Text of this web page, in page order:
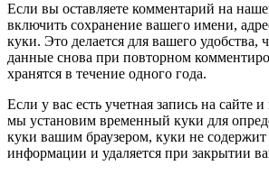
Если вы оставляете комментарий на
включить сохранение вашего имени,
куки. Это делается для вашего удобства,
данные снова при повторном
хранятся в течение одного года.
Если у вас есть учетная запись на сайте
мы установим временный куки для
куки вашим браузером, куки не
информации и удаляется при закрытии